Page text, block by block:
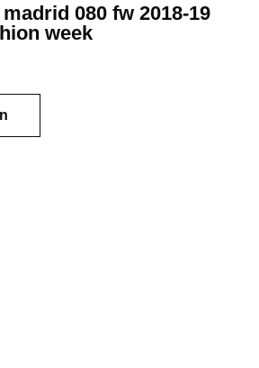
080 fw 2018-19
week